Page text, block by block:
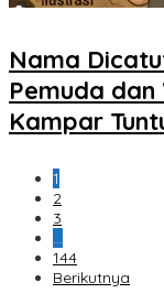
Nama
Pemuda
Kampar
1
2
3
…
144
Berikutnya